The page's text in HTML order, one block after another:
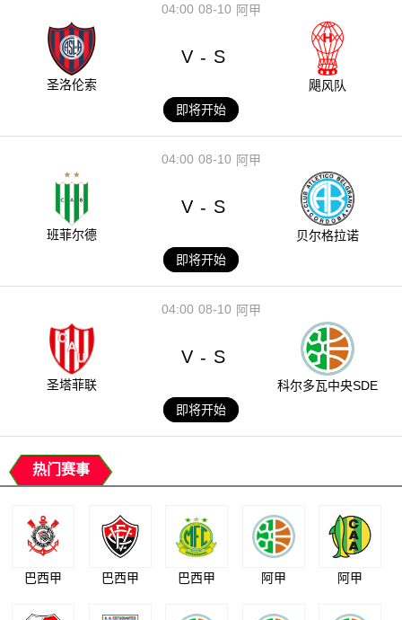
08-10
04:00 阿甲
圣洛伦索
V - S
飓风队
即将开始
08-10
04:00 阿甲
班菲尔德
V - S
贝尔格拉诺
即将开始
08-10
04:00 阿甲
圣塔菲联
V - S
科尔多瓦中央SDE
即将开始
热门赛事
巴西甲 巴西甲 巴西甲 阿甲 阿甲